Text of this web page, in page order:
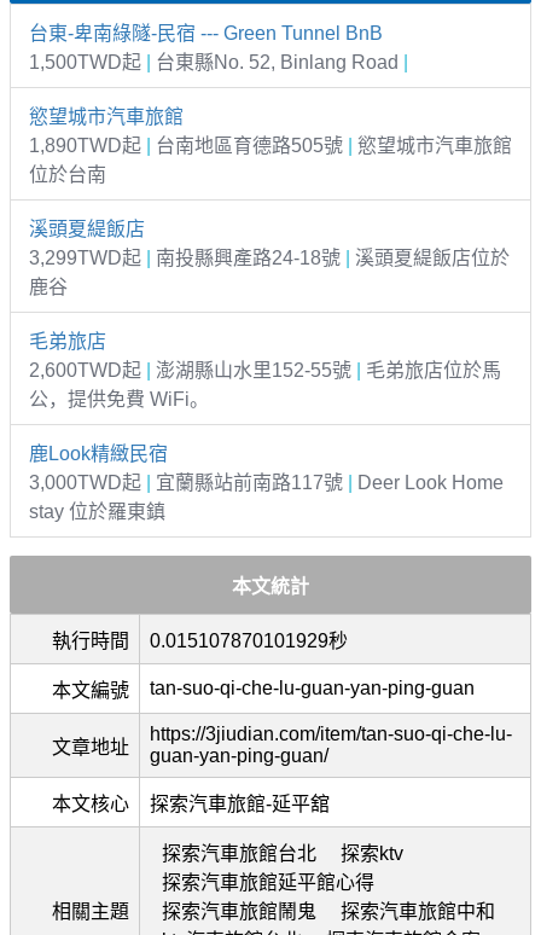
台東-卑南綠隧-民宿 --- Green Tunnel BnB
1,500TWD起
台東縣No. 52, Binlang Road
慾望城市汽車旅館
1,890TWD起
台南地區育德路505號
慾望城市汽車旅館
位於台南
溪頭夏緹飯店
3,299TWD起
南投縣興產路24-18號
溪頭夏緹飯店位於
鹿谷
毛弟旅店
2,600TWD起
澎湖縣山水里152-55號
毛弟旅店位於馬
公，提供免費 WiFi。
鹿Look精緻民宿
3,000TWD起
宜蘭縣站前南路117號
Deer Look Home
stay 位於羅東鎮
本文統計
執行時間 0.015107870101929秒
本文編號 tan-suo-qi-che-lu-guan-yan-ping-guan
文章地址
https://3jiudian.com/item/tan-suo-qi-che-lu-
guan-yan-ping-guan/
本文核心 探索汽車旅館-延平舘
相關主題
探索汽車旅館台北
探索ktv
探索汽車旅館延平館心得
探索汽車旅館鬧鬼
探索汽車旅館中和